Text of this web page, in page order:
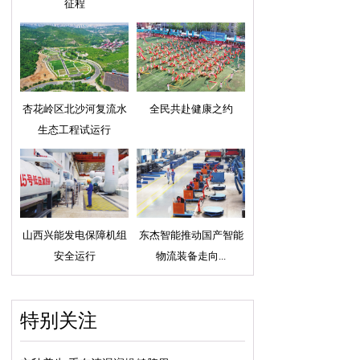
征程
杏花岭区北沙河复流水
生态工程试运行
全民共赴健康之约
山西兴能发电保障机组
安全运行
东杰智能推动国产智能
物流装备走向...
特别关注